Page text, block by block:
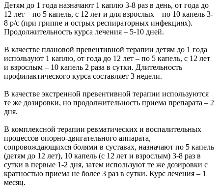
Детям до 1 года назначают 1 каплю 3-8 раз в день, от года до
12 лет – по 5 капель, с 12 лет и для взрослых – по 10 капель 3-
8 р/с (при гриппе и острых респираторных инфекциях).
Продолжительность курса лечения – 5-10 дней.
В качестве плановой превентивной терапии детям до 1 года
используют 1 каплю, от года до 12 лет – по 5 капель, с 12 лет
и взрослым – 10 капель 2 раза в сутки. Длительность
профилактического курса составляет 3 недели.
В качестве экстренной превентивной терапии используются
те же дозировки, но продолжительность приема препарата – 2
дня.
В комплексной терапии ревматических и воспалительных
процессов опорно-двигательного аппарата,
сопровождающихся болями в суставах, назначают по 5 капель
(детям до 12 лет), 10 капель (с 12 лет и взрослым) 3-8 раз в
сутки в первые 1-2 дня, затем используют те же дозировки с
кратностью приема не более 3 раз в сутки. Курс лечения – 1
месяц.